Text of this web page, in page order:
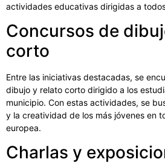
actividades educativas dirigidas a
Concursos de
corto
Entre las iniciativas destacadas, se
dibujo y relato corto dirigido a los
municipio. Con estas actividades, se
y la creatividad de los más jóvenes en
europea.
Charlas y